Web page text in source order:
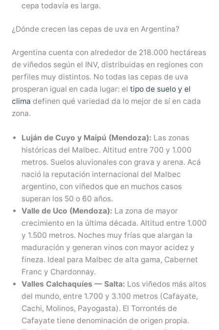
cepa todavía es larga.
¿Dónde crecen las cepas de uva en Argentina?
Argentina cuenta con alrededor de 218.000 hectáreas
de viñedos según el INV, distribuidas en regiones con
perfiles muy distintos. No todas las cepas de uva
prosperan igual en cada lugar: el tipo de suelo y el
clima definen qué variedad da lo mejor de sí en cada
zona.
Luján de Cuyo y Maipú (Mendoza): Las zonas
históricas del Malbec. Altitud entre 700 y 1.000
metros. Suelos aluvionales con grava y arena. Acá
nació la reputación internacional del Malbec
argentino, con viñedos que en muchos casos
superan los 50 o 60 años.
Valle de Uco (Mendoza): La zona de mayor
crecimiento en la última década. Altitud entre 1.000
y 1.500 metros. Noches muy frías que alargan la
maduración y generan vinos con mayor acidez y
fineza. Ideal para Malbec de alta gama, Cabernet
Franc y Chardonnay.
Valles Calchaquíes — Salta: Los viñedos más altos
del mundo, entre 1.700 y 3.100 metros (Cafayate,
Cachi, Molinos, Payogasta). El Torrontés de
Cafayate tiene denominación de origen propia.